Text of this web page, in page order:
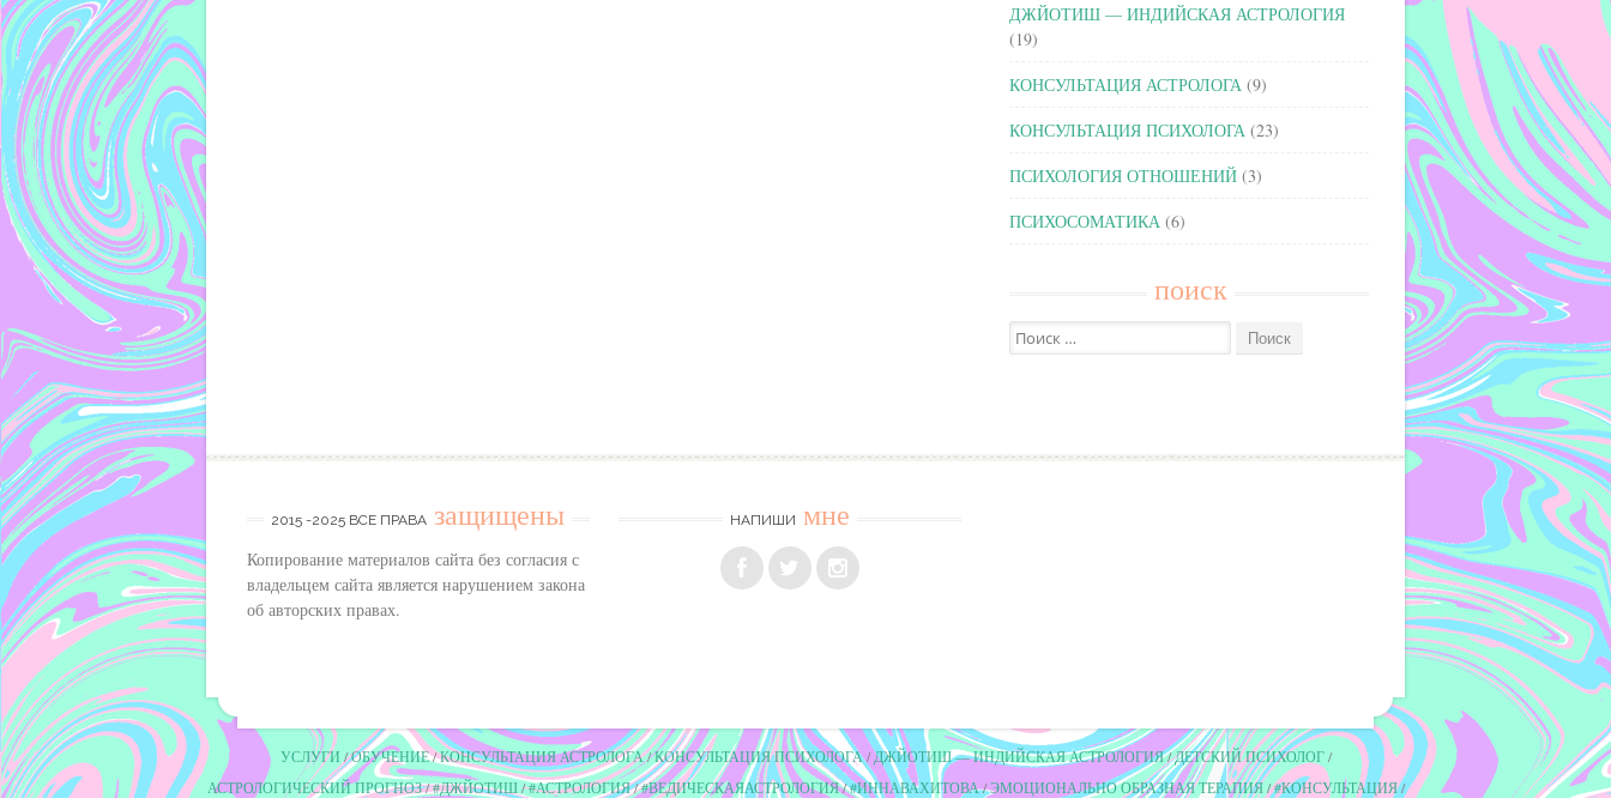
ДЖЙОТИШ — ИНДИЙСКАЯ АСТРОЛОГИЯ
(19)
КОНСУЛЬТАЦИЯ АСТРОЛОГА (9)
КОНСУЛЬТАЦИЯ ПСИХОЛОГА (23)
ПСИХОЛОГИЯ ОТНОШЕНИЙ (3)
ПСИХОСОМАТИКА (6)
поиск
Поиск:
2015 -2025 ВСЕ ПРАВА защищены
Копирование материалов сайта без согласия с
владельцем сайта является нарушением закона
об авторских правах.
НАПИШИ мне
УСЛУГИ ОБУЧЕНИЕ КОНСУЛЬТАЦИЯ АСТРОЛОГА КОНСУЛЬТАЦИЯ ПСИХОЛОГА ДЖЙОТИШ — ИНДИЙСКАЯ АСТРОЛОГИЯ ДЕТСКИЙ ПСИХОЛОГ
АСТРОЛОГИЧЕСКИЙ ПРОГНОЗ #ДЖЙОТИШ #АСТРОЛОГИЯ #ВЕДИЧЕСКАЯАСТРОЛОГИЯ #ИННАВАХИТОВА ЭМОЦИОНАЛЬНО ОБРАЗНАЯ ТЕРАПИЯ #КОНСУЛЬТАЦИЯ